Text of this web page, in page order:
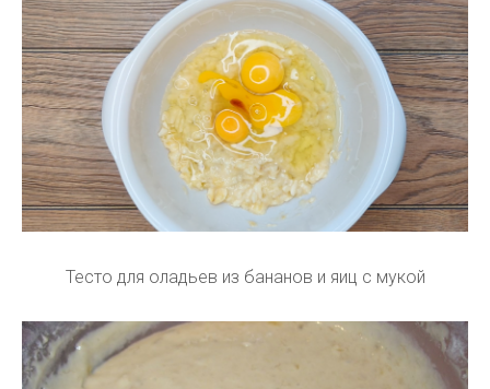
Тесто для оладьев из бананов и яиц с мукой